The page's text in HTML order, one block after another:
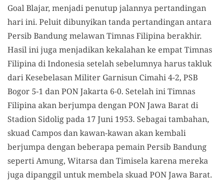
Goal Blajar, menjadi penutup jalannya pertandingan
hari ini. Peluit dibunyikan tanda pertandingan antara
Persib Bandung melawan Timnas Filipina berakhir.
Hasil ini juga menjadikan kekalahan ke empat Timnas
Filipina di Indonesia setelah sebelumnya harus takluk
dari Kesebelasan Militer Garnisun Cimahi 4-2, PSB
Bogor 5-1 dan PON Jakarta 6-0. Setelah ini Timnas
Filipina akan berjumpa dengan PON Jawa Barat di
Stadion Sidolig pada 17 Juni 1953. Sebagai tambahan,
skuad Campos dan kawan-kawan akan kembali
berjumpa dengan beberapa pemain Persib Bandung
seperti Amung, Witarsa dan Timisela karena mereka
juga dipanggil untuk membela skuad PON Jawa Barat.